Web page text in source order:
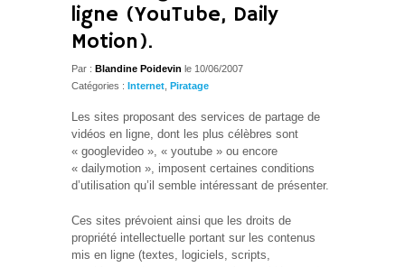
ligne (YouTube, Daily
Motion).
Par : Blandine Poidevin le 10/06/2007
Catégories : Internet Piratage
Les sites proposant des services de partage de
vidéos en ligne, dont les plus célèbres sont
« googlevideo », « youtube » ou encore
« dailymotion », imposent certaines conditions
d’utilisation qu’il semble intéressant de présenter.
Ces sites prévoient ainsi que les droits de
propriété intellectuelle portant sur les contenus
mis en ligne (textes, logiciels, scripts,